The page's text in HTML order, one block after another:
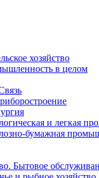
хозяйство
в целом
и легкая
бумажная
Бытовое